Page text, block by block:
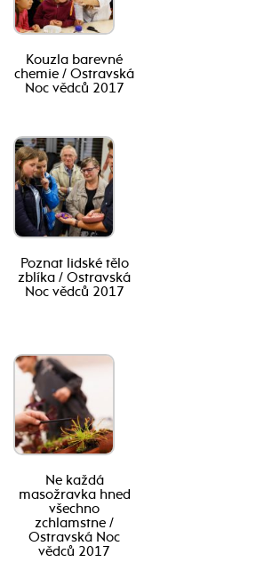
Kouzla barevné
chemie / Ostravská
Noc vědců 2017
Poznat lidské tělo
zblíka / Ostravská
Noc vědců 2017
Ne každá
masožravka hned
všechno
zchlamstne /
Ostravská Noc
vědců 2017